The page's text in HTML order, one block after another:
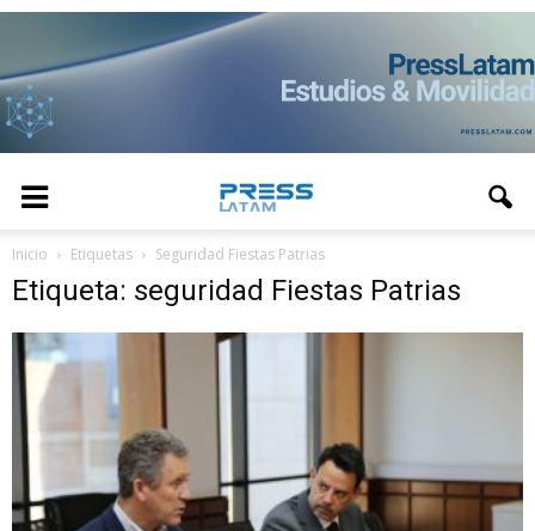
Inicio Etiquetas Seguridad Fiestas Patrias
Etiqueta: seguridad Fiestas Patrias